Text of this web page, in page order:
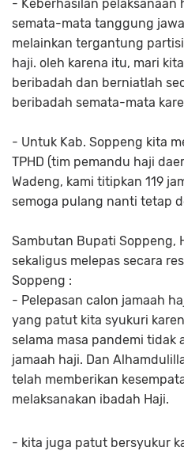
- Keberhasilan pelaksanaan
semata-mata tanggung
melainkan tergantung
haji. oleh karena itu, mari
beribadah dan berniatlah
beribadah semata-mata
- Untuk Kab. Soppeng kita
TPHD (tim pemandu haji
Wadeng, kami titipkan 119
semoga pulang nanti tetap
Sambutan Bupati Soppeng,
sekaligus melepas secara
Soppeng :
- Pelepasan calon jamaah
yang patut kita syukuri
selama masa pandemi tidak
jamaah haji. Dan
telah memberikan
melaksanakan ibadah Haji.
- kita juga patut bersyukur